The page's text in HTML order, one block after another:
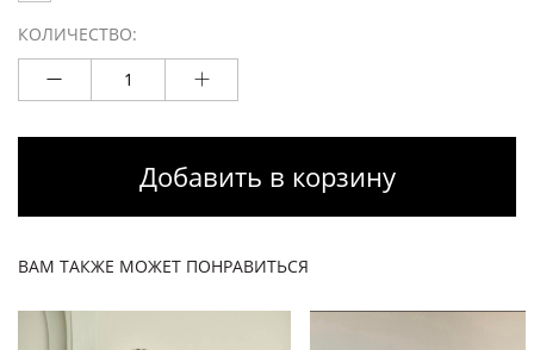
КОЛИЧЕСТВО:
Добавить в корзину
ВАМ ТАКЖЕ МОЖЕТ ПОНРАВИТЬСЯ